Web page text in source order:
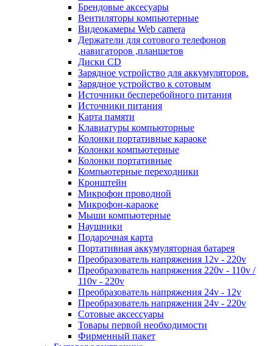
Брендовые аксесуары
Вентиляторы компьютерные
Видеокамеры Web camera
Держатели для сотового телефонов
,навигаторов ,планшетов
Диски CD
Зарядное устройство для аккумуляторов.
Зарядное устройство к сотовым
Источники бесперебойного питания
Источники питания
Карта памяти
Клавиатуры компьюторные
Колонки портативные караоке
Колонки компьютерные
Колонки портативные
Компьютерные переходники
Кронштейн
Микрофон проводной
Микрофон-караоке
Мыши компьютерные
Наушники
Подарочная карта
Портативная аккумуляторная батарея
Преобразователь напряжения 12v - 220v
Преобразователь напряжения 220v - 110v /
110v - 220v
Преобразователь напряжения 24v - 12v
Преобразователь напряжения 24v - 220v
Сотовые аксессуары
Товары первой необходимости
Фирменный пакет